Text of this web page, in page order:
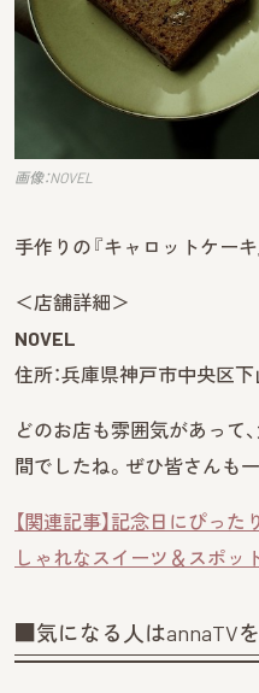
画像：NOVEL
手作りの『キャロットケーキ
＜店舗詳細＞
NOVEL
住所：兵庫県神戸市中央区下
どのお店も雰囲気があって
間でしたね。ぜひ皆さんも
【関連記事】記念日にぴっ
しゃれなスイーツ＆スポット
■気になる人はannaTVを